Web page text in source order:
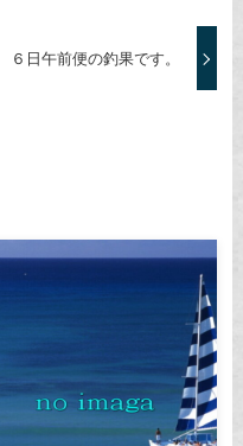
６日午前便の釣果です。